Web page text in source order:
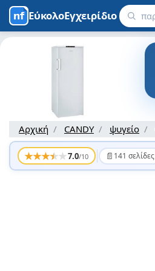
ΕύκολοΕγχειρίδιο
Αρχική CANDY ψυγείο
★★★★★7.0/10 📄 141 σελίδες